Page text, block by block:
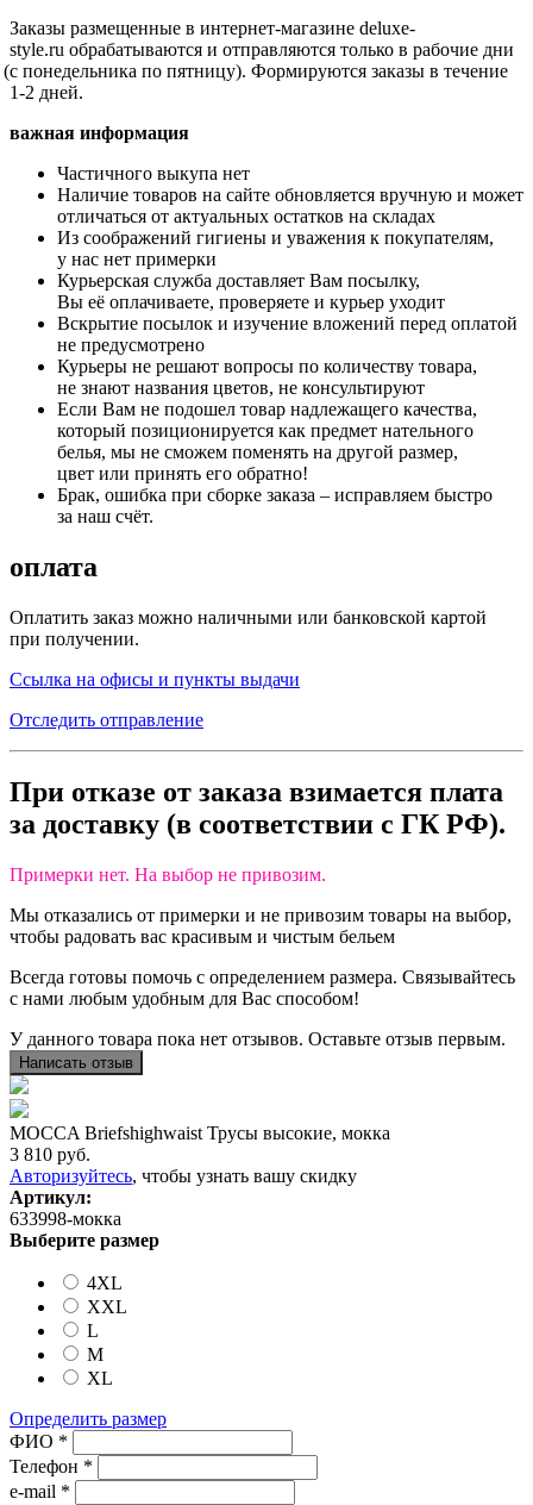
Заказы размещенные в интернет-магазине deluxe-
style.ru обрабатываются и отправляются только в рабочие дни
(с понедельника по пятницу). Формируются заказы в течение
1-2 дней.
важная информация
Частичного выкупа нет
Наличие товаров на сайте обновляется вручную и может
отличаться от актуальных остатков на складах
Из соображений гигиены и уважения к покупателям,
у нас нет примерки
Курьерская служба доставляет Вам посылку,
Вы её оплачиваете, проверяете и курьер уходит
Вскрытие посылок и изучение вложений перед оплатой
не предусмотрено
Курьеры не решают вопросы по количеству товара,
не знают названия цветов, не консультируют
Если Вам не подошел товар надлежащего качества,
который позиционируется как предмет нательного
белья, мы не сможем поменять на другой размер,
цвет или принять его обратно!
Брак, ошибка при сборке заказа – исправляем быстро
за наш счёт.
оплата
Оплатить заказ можно наличными или банковской картой
при получении.
Ссылка на офисы и пункты выдачи
Отследить отправление
При отказе от заказа взимается плата
за доставку (в соответствии с ГК РФ).
Примерки нет. На выбор не привозим.
Мы отказались от примерки и не привозим товары на выбор,
чтобы радовать вас красивым и чистым бельем
Всегда готовы помочь с определением размера. Связывайтесь
с нами любым удобным для Вас способом!
У данного товара пока нет отзывов. Оставьте отзыв первым.
Написать отзыв
MOCCA Briefshighwaist Трусы высокие, мокка
3 810 руб.
Авторизуйтесь, чтобы узнать вашу скидку
Артикул:
633998-мокка
Выберите размер
4XL
XXL
L
M
XL
Определить размер
ФИО *
Телефон *
e-mail *